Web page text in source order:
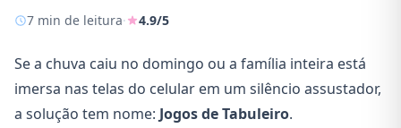
7 min de leitura· 4.9/5
Se a chuva caiu no domingo ou a família inteira está
imersa nas telas do celular em um silêncio assustador,
a solução tem nome: Jogos de Tabuleiro.